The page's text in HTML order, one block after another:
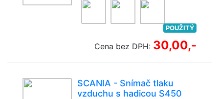
POUŽITÝ
Cena bez DPH: 30,00,-
SCANIA - Snímač tlaku
vzduchu s hadicou S450